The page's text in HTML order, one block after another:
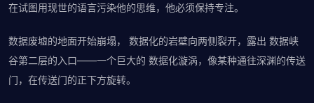
在试图用现世的语言污染他的思维，他必须保持专注。
数据废墟的地面开始崩塌， 数据化的岩壁向两侧裂开，露出 数据峡
谷第二层的入口——一个巨大的 数据化漩涡，像某种通往深渊的传送
门，在传送门的正下方旋转。